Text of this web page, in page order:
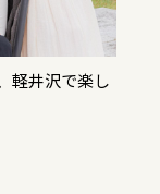
軽井沢で楽し